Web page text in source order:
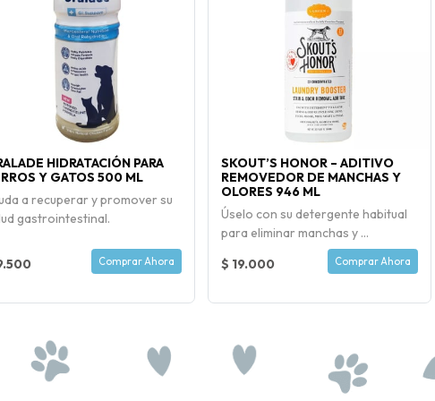
HIDRATACIÓN PARA
Y GATOS 500 ML
a recuperar y promover su
gastrointestinal.
Comprar Ahora
SKOUT’S HONOR – ADITIVO
REMOVEDOR DE MANCHAS Y
OLORES 946 ML
Úselo con su detergente habitual
para eliminar manchas y ...
$ 19.000
Comprar Ahora